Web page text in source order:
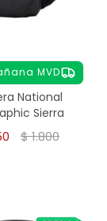
MVD
National
Sierra
$1.800